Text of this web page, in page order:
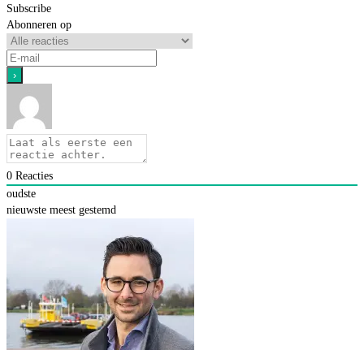
Subscribe
Abonneren op
0 Reacties
oudste
nieuwste meest gestemd